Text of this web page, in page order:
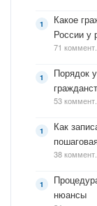
Какое
России у
71 коммент.
Порядок
53 коммент.
Как
38 коммент.
нюансы